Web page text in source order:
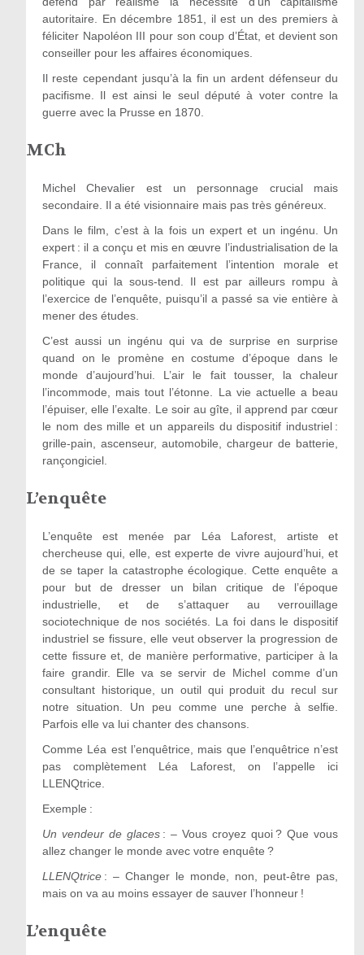
autoritaire. En décembre 1851, il est un des premiers à
féliciter Napoléon III pour son coup d’État, et devient son
conseiller pour les affaires économiques.
Il reste cependant jusqu’à la fin un ardent défenseur du
pacifisme. Il est ainsi le seul député à voter contre la
guerre avec la Prusse en 1870.
MCh
Michel Chevalier est un personnage crucial mais
secondaire. Il a été visionnaire mais pas très généreux.
Dans le film, c’est à la fois un expert et un ingénu. Un
expert : il a conçu et mis en œuvre l’industrialisation de la
France, il connaît parfaitement l’intention morale et
politique qui la sous-tend. Il est par ailleurs rompu à
l’exercice de l’enquête, puisqu’il a passé sa vie entière à
mener des études.
C’est aussi un ingénu qui va de surprise en surprise
quand on le promène en costume d’époque dans le
monde d’aujourd’hui. L’air le fait tousser, la chaleur
l’incommode, mais tout l’étonne. La vie actuelle a beau
l’épuiser, elle l’exalte. Le soir au gîte, il apprend par cœur
le nom des mille et un appareils du dispositif industriel :
grille-pain, ascenseur, automobile, chargeur de batterie,
rançongiciel.
L’enquête
L’enquête est menée par Léa Laforest, artiste et
chercheuse qui, elle, est experte de vivre aujourd’hui, et
de se taper la catastrophe écologique. Cette enquête a
pour but de dresser un bilan critique de l’époque
industrielle, et de s’attaquer au verrouillage
sociotechnique de nos sociétés. La foi dans le dispositif
industriel se fissure, elle veut observer la progression de
cette fissure et, de manière performative, participer à la
faire grandir. Elle va se servir de Michel comme d’un
consultant historique, un outil qui produit du recul sur
notre situation. Un peu comme une perche à selfie.
Parfois elle va lui chanter des chansons.
Comme Léa est l’enquêtrice, mais que l’enquêtrice n’est
pas complètement Léa Laforest, on l’appelle ici
LLENQtrice.
Exemple :
Un vendeur de glaces : – Vous croyez quoi ? Que vous
allez changer le monde avec votre enquête ?
LLENQtrice: – Changer le monde, non, peut-être pas,
mais on va au moins essayer de sauver l’honneur !
L’enquête